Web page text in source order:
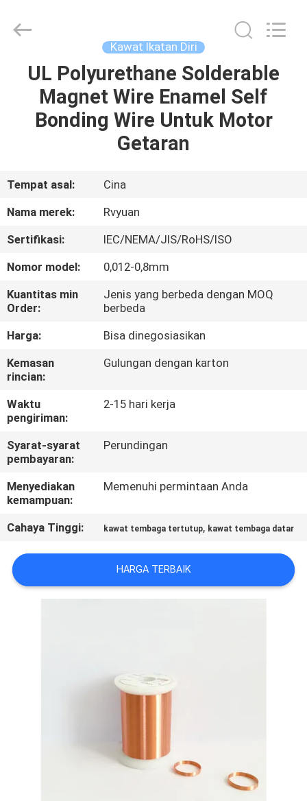
RUMAH
PRODUK
TENTANG
WISATA
PABRIK
KONTROL
KUALITAS
HUBUNGI
KAMI
BERITA
REQUEST
SUATU
Material
Co,.Ltd.
Reserved.
Kawat Ikatan Diri
UL Polyurethane Solderable
Magnet Wire Enamel Self
Bonding Wire Untuk Motor
Getaran
Tempat asal:
Cina
Nama merek:
Rvyuan
Sertifikasi:
IEC/NEMA/JIS/RoHS/ISO
Nomor model:
0,012-0,8mm
Kuantitas min
Order:
Jenis yang berbeda dengan MOQ
berbeda
Harga:
Bisa dinegosiasikan
Kemasan
rincian:
Gulungan dengan karton
Waktu
pengiriman:
2-15 hari kerja
Syarat-syarat
pembayaran:
Perundingan
Menyediakan
kemampuan:
Memenuhi permintaan Anda
Cahaya Tinggi: kawat tembaga tertutup, kawat tembaga datar
HARGA TERBAIK